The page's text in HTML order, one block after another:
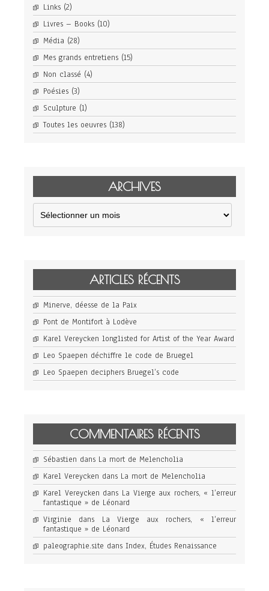
Links (2)
Livres – Books (10)
Média (28)
Mes grands entretiens (15)
Non classé (4)
Poésies (3)
Sculpture (1)
Toutes les oeuvres (138)
ARCHIVES
Archives
ARTICLES RÉCENTS
Minerve, déesse de la Paix
Pont de Montifort à Lodève
Karel Vereycken longlisted for Artist of the Year Award
Leo Spaepen déchiffre le code de Bruegel
Leo Spaepen deciphers Bruegel’s code
COMMENTAIRES RÉCENTS
Sébastien dans La mort de Melencholia
Karel Vereycken dans La mort de Melencholia
Karel Vereycken dans La Vierge aux rochers, « l’erreur
fantastique » de Léonard
Virginie dans La Vierge aux rochers, « l’erreur
fantastique » de Léonard
paleographie.site dans Index, Études Renaissance